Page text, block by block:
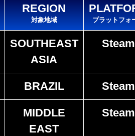
REGION
対象地域 プラットフォ
SOUTHEAST
ASIA
Steam
BRAZIL Steam
MIDDLE
EAST
Steam